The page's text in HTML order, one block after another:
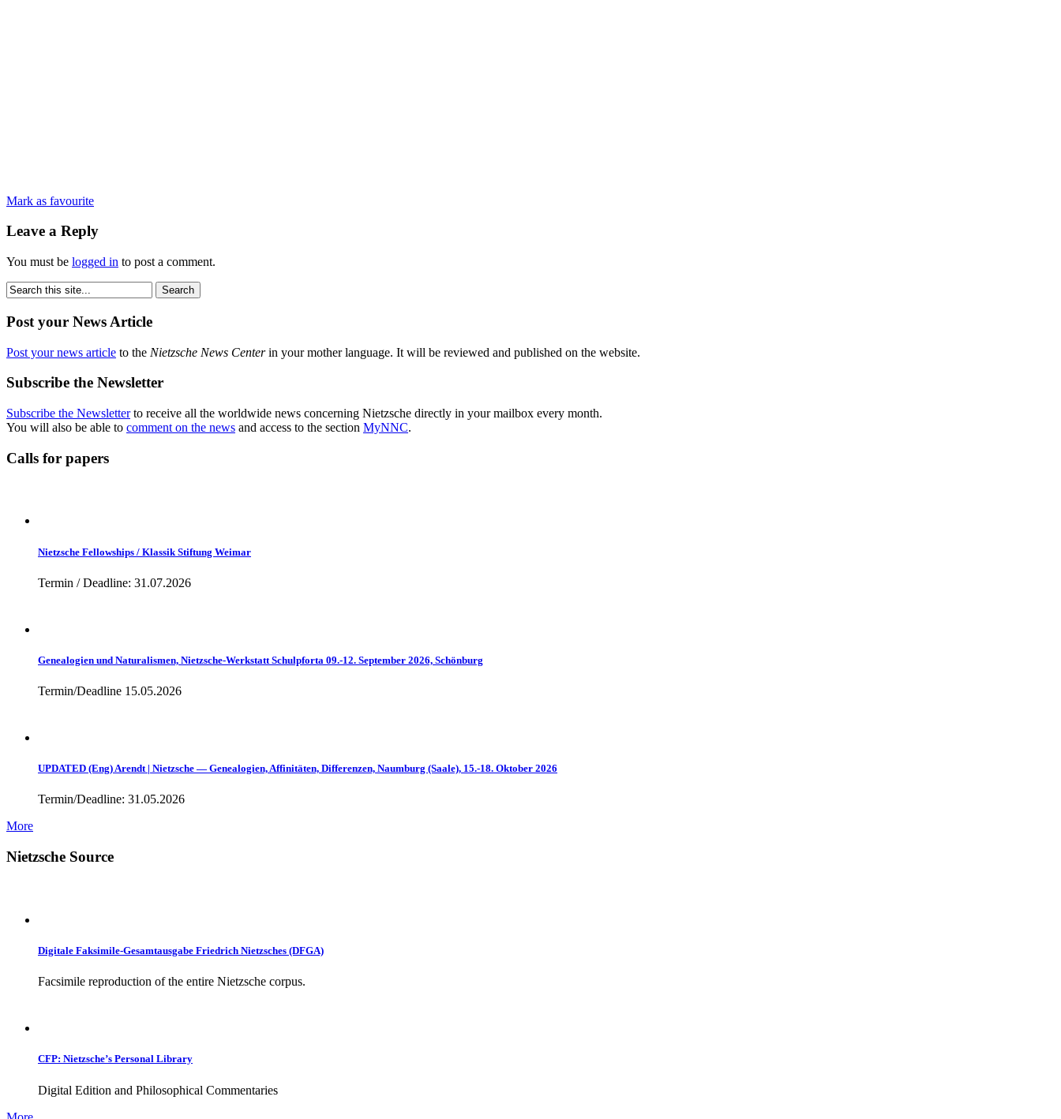
Mark as favourite
Leave a Reply
You must be logged in to post a comment.
Post your News Article
Post your news article to the Nietzsche News Centerin your mother language. It will be reviewed and published on the website.
Subscribe the Newsletter
Subscribe the Newsletterto receive all the worldwide news concerning Nietzsche directly in your mailbox every month.
You will also be able to comment on the news and access to the section MyNNC.
Calls for papers
Nietzsche Fellowships / Klassik Stiftung Weimar
Termin / Deadline: 31.07.2026
Genealogien und Naturalismen, Nietzsche-Werkstatt Schulpforta 09.-12. September 2026, Schönburg
Termin/Deadline 15.05.2026
UPDATED (Eng) Arendt | Nietzsche — Genealogien, Affinitäten, Differenzen, Naumburg (Saale), 15.-18. Oktober 2026
Termin/Deadline: 31.05.2026
More
Nietzsche Source
Digitale Faksimile-Gesamtausgabe Friedrich Nietzsches (DFGA)
Facsimile reproduction of the entire Nietzsche corpus.
CFP: Nietzsche’s Personal Library
Digital Edition and Philosophical Commentaries